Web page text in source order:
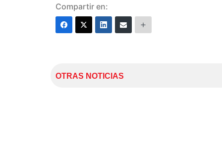
Compartir en:
OTRAS NOTICIAS